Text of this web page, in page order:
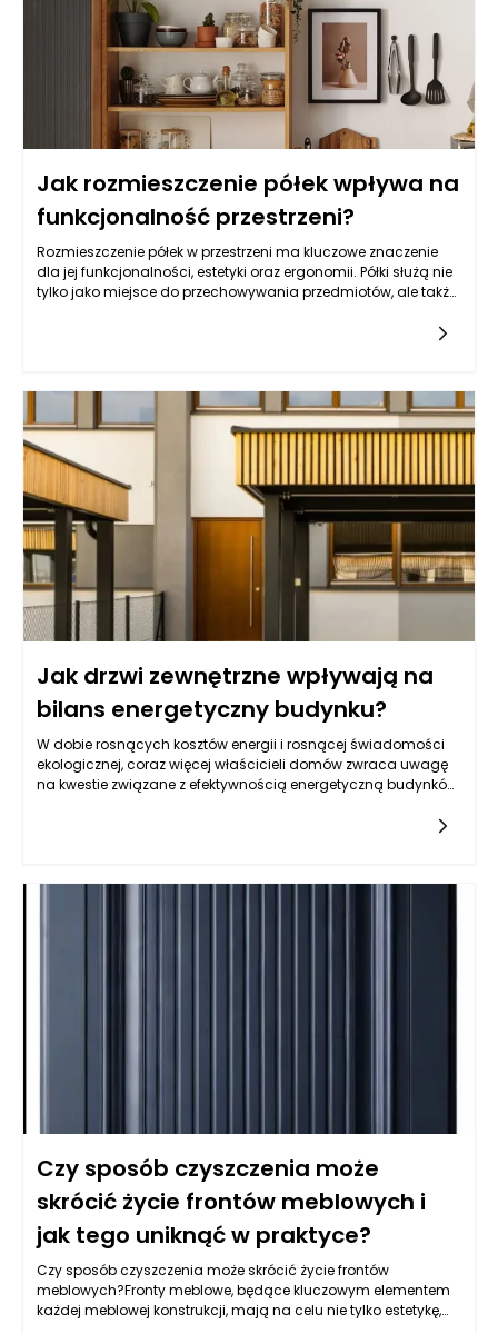
Jak rozmieszczenie półek wpływa na
funkcjonalność przestrzeni?
Rozmieszczenie półek w przestrzeni ma kluczowe znaczenie
dla jej funkcjonalności, estetyki oraz ergonomii. Półki służą nie
tylko jako miejsce do przechowywania przedmiotów, ale także
przestrzeń jest użytkowana. Przemyślane rozmieszczenie półek
odpowiednie umiejscowienie półek umożliwia łatwy dostęp do
najczęściej używanych przedmiotów, a jednocześnie
wzmacnia ogólny styl pomieszczenia.
Jak drzwi zewnętrzne wpływają na
bilans energetyczny budynku?
W dobie rosnących kosztów energii i rosnącej świadomości
ekologicznej, coraz więcej właścicieli domów zwraca uwagę
na kwestie związane z efektywnością energetyczną budynków.
odgrywają istotną rolę w bilansie energetycznym budynku. W
Czy sposób czyszczenia może
skrócić życie frontów meblowych i
jak tego uniknąć w praktyce?
Czy sposób czyszczenia może skrócić życie frontów
meblowych?Fronty meblowe, będące kluczowym elementem
każdej meblowej konstrukcji, mają na celu nie tylko estetykę,